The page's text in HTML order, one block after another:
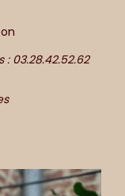
03.28.42.52.62